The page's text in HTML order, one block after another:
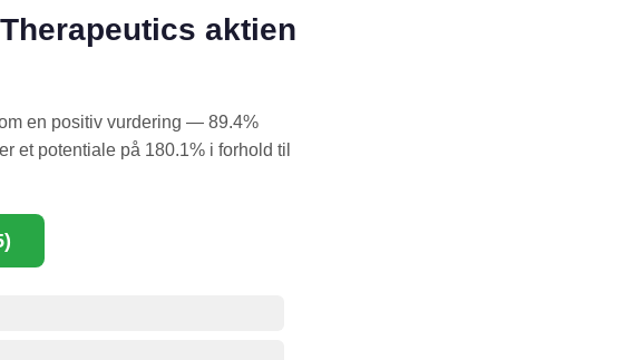
aktien
en positiv vurdering — 89.4%
et potentiale på 180.1% i forhold til